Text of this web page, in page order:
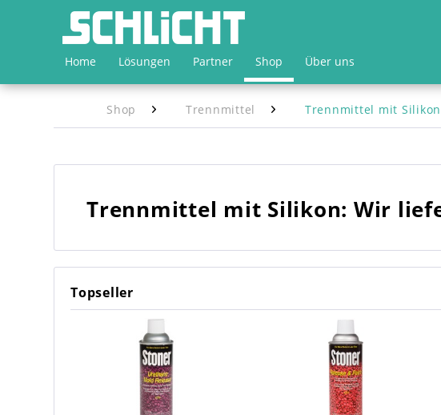
Home Lösungen Partner Shop Über uns
Shop Trennmittel Trennmittel mit Silikon
Trennmittel mit Silikon: Wir
Topseller